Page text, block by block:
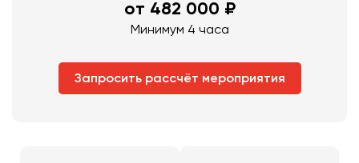
от 482 000 ₽
Минимум 4 часа
Запросить рассчёт мероприятия